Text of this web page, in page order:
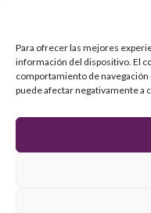
Para ofrecer las mejores
información del dispositivo. El
comportamiento de
puede afectar negativamente a